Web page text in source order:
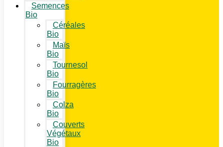
Semences
Bio
Céréales
Bio
Maïs
Bio
Tournesol
Bio
Fourragères
Bio
Colza
Bio
Couverts
Végétaux
Bio